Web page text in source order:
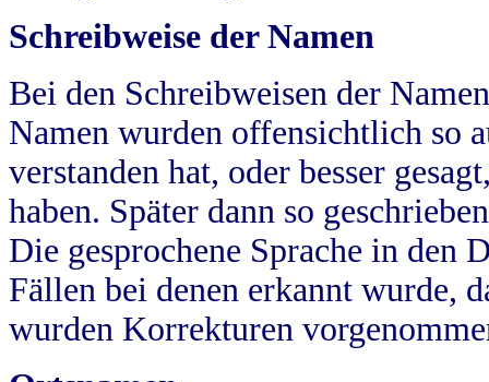
Schreibweise der Namen
Bei den Schreibweisen der
Namen wurden offensichtlich so
verstanden hat, oder besser
haben. Später dann so
Die gesprochene Sprache in
Fällen bei denen erkannt wurde,
wurden Korrekturen